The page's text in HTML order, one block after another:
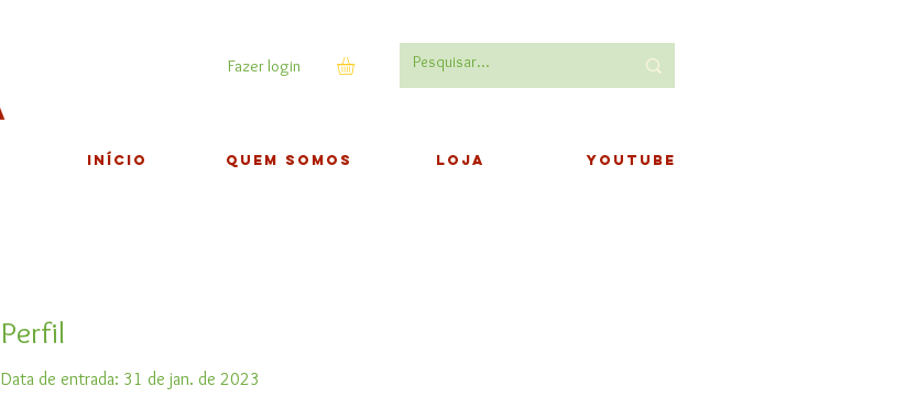
Fazer login
INÍCIO QUEM SOMOS LOJA YOUTUBE
Perfil
Data de entrada: 31 de jan. de 2023